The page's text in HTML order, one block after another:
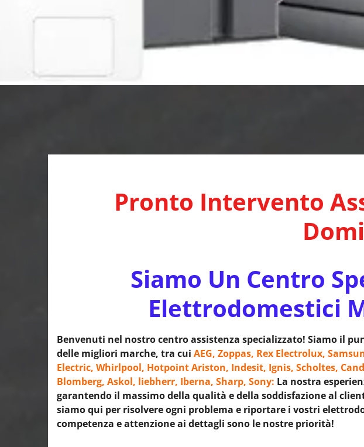
Pronto Intervento
Siamo Un Centro
Elettrodomestici
Benvenuti nel nostro centro assistenza specializzato! Siamo il
delle migliori marche, tra cui AEG, Zoppas, Rex Electrolux,
Electric, Whirlpool, Hotpoint Ariston, Indesit, Ignis, Scholtes,
Blomberg, Askol, liebherr, Iberna, Sharp, Sony: La nostra
garantendo il massimo della qualità e della soddisfazione al
siamo qui per risolvere ogni problema e riportare i vostri
competenza e attenzione ai dettagli sono le nostre priorità!